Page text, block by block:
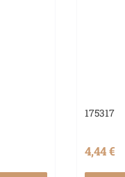
175317
4,44 €